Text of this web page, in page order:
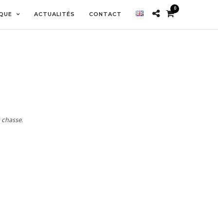
ACTUALITÉS CONTACT
0